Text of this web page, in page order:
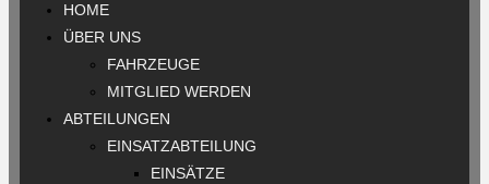
HOME
ÜBER UNS
FAHRZEUGE
MITGLIED WERDEN
ABTEILUNGEN
EINSATZABTEILUNG
EINSÄTZE